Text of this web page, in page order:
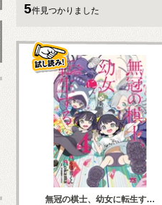
5件見つかりました
無冠の棋士、幼女に転生す…